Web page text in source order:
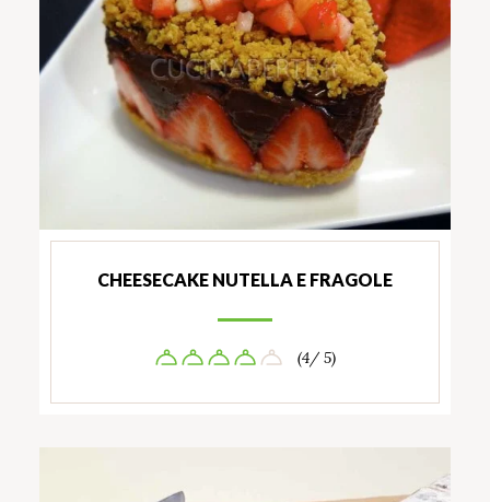
CHEESECAKE NUTELLA E FRAGOLE
(4/ 5)